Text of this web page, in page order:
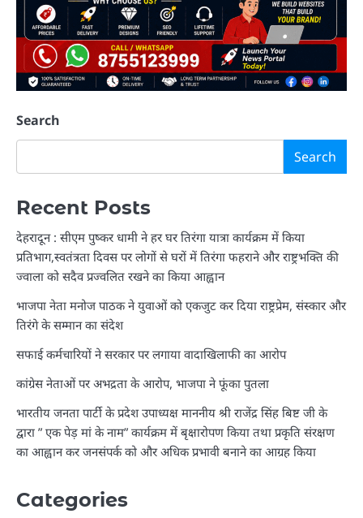
Search
Search
Recent Posts
देहरादून : सीएम पुष्कर धामी ने हर घर तिरंगा यात्रा कार्यक्रम में किया
प्रतिभाग,स्वतंत्रता दिवस पर लोगों से घरों में तिरंगा फहराने और राष्ट्रभक्ति की
ज्वाला को सदैव प्रज्वलित रखने का किया आह्वान
भाजपा नेता मनोज पाठक ने युवाओं को एकजुट कर दिया राष्ट्रप्रेम, संस्कार और
तिरंगे के सम्मान का संदेश
सफाई कर्मचारियों ने सरकार पर लगाया वादाखिलाफी का आरोप
कांग्रेस नेताओं पर अभद्रता के आरोप, भाजपा ने फूंका पुतला
भारतीय जनता पार्टी के प्रदेश उपाध्यक्ष माननीय श्री राजेंद्र सिंह बिष्ट जी के
द्वारा ” एक पेड़ मां के नाम” कार्यक्रम में बृक्षारोपण किया तथा प्रकृति संरक्षण
का आह्वान कर जनसंपर्क को और अधिक प्रभावी बनाने का आग्रह किया
Categories